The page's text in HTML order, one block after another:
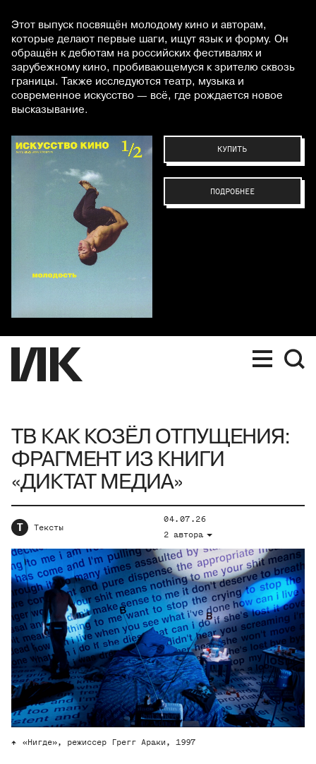
Этот выпуск посвящён молодому кино и авторам,
которые делают первые шаги, ищут язык и форму. Он
обращён к дебютам на российских фестивалях и
зарубежному кино, пробивающемуся к зрителю сквозь
границы. Также исследуются театр, музыка и
современное искусство — всё, где рождается новое
высказывание.
КУПИТЬ
ПОДРОБНЕЕ
ТВ КАК КОЗЁЛ ОТПУЩЕНИЯ:
ФРАГМЕНТ ИЗ КНИГИ
«ДИКТАТ МЕДИА»
Т Тексты
04.07.26
2 автора
«Нигде», режиссер Грегг Араки, 1997